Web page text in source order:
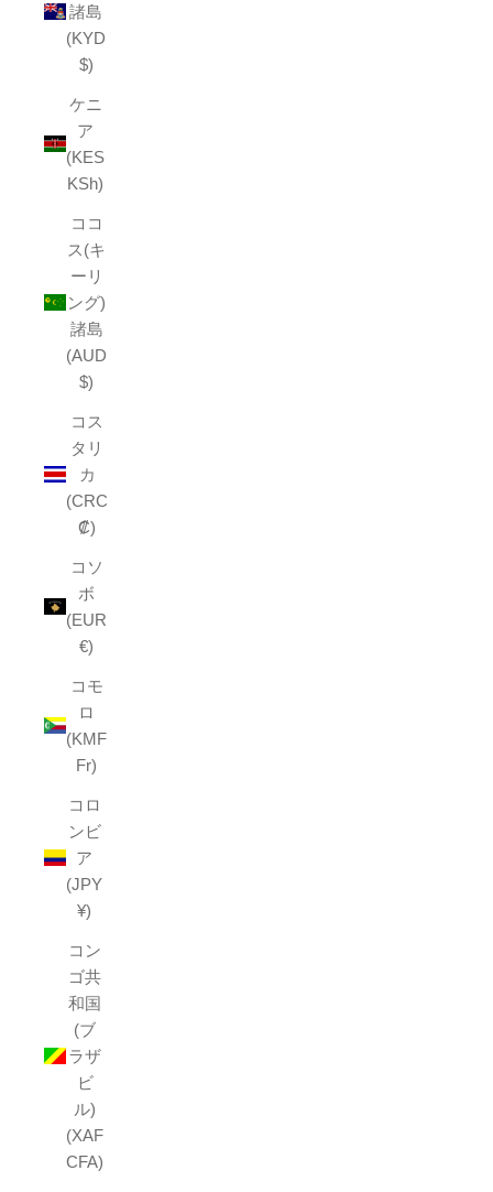
諸島
(KYD
$)
ケニ
ア
(KES
KSh)
ココ
ス(キ
ーリ
ング)
諸島
(AUD
$)
コス
タリ
カ
(CRC
₡)
コソ
ボ
(EUR
€)
コモ
ロ
(KMF
Fr)
コロ
ンビ
ア
(JPY
¥)
コン
ゴ共
和国
(ブ
ラザ
ビ
ル)
(XAF
CFA)